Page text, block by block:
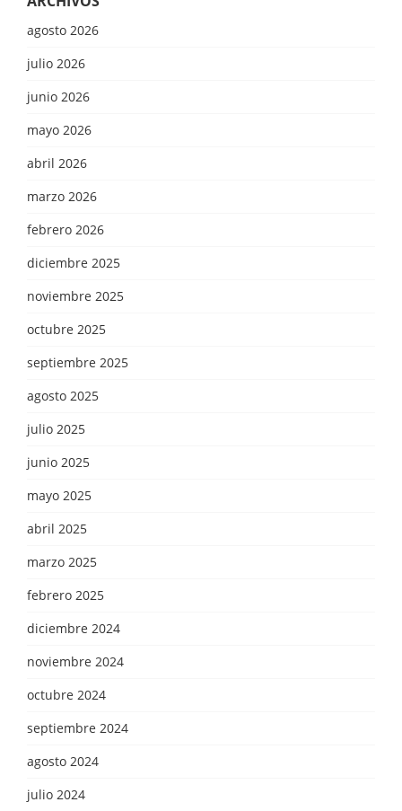
agosto 2026
julio 2026
junio 2026
mayo 2026
abril 2026
marzo 2026
febrero 2026
diciembre 2025
noviembre 2025
octubre 2025
septiembre 2025
agosto 2025
julio 2025
junio 2025
mayo 2025
abril 2025
marzo 2025
febrero 2025
diciembre 2024
noviembre 2024
octubre 2024
septiembre 2024
agosto 2024
julio 2024